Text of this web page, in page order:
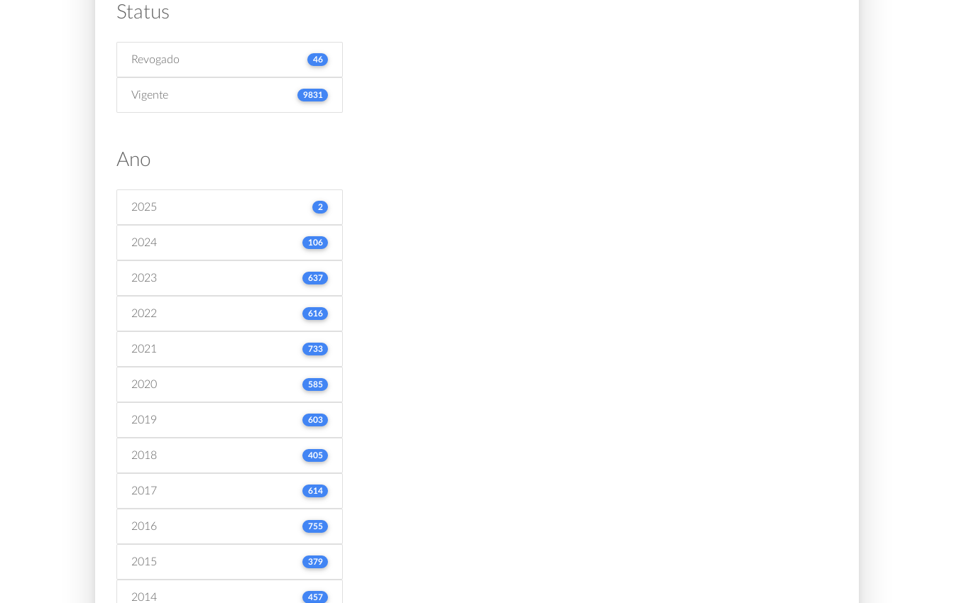
Status
Revogado 46
Vigente 9831
Ano
2025 2
2024 106
2023 637
2022 616
2021 733
2020 585
2019 603
2018 405
2017 614
2016 755
2015 379
2014 457